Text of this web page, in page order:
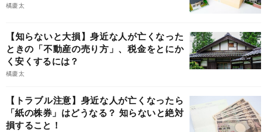
橘慶太
【知らないと大損】身近な人が亡くなった
ときの「不動産の売り方」、税金をとにか
く安くするには？
橘慶太
【トラブル注意】身近な人が亡くなったら
「紙の株券」はどうなる？ 知らないと絶対
損すること！